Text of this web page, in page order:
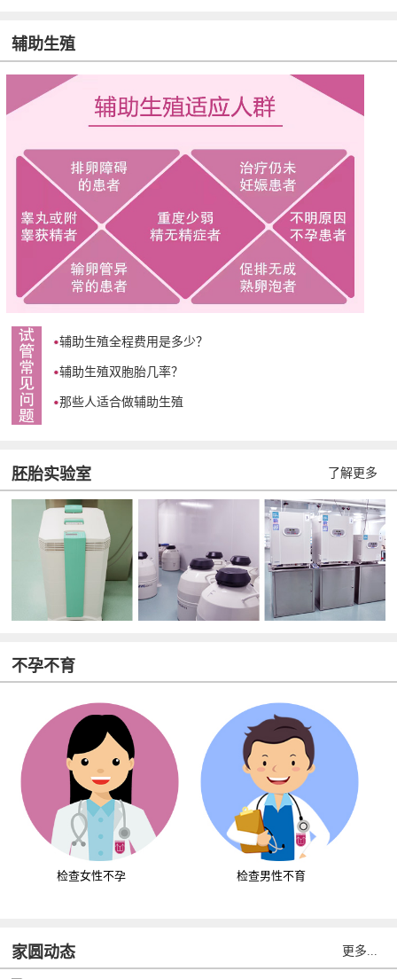
辅助生殖
辅助生殖全程费用是多少？
辅助生殖双胞胎几率？
那些人适合做辅助生殖
胚胎实验室 了解更多
不孕不育
检查女性不孕 检查男性不育
家圆动态 更多...